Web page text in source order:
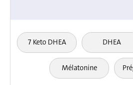
7 Keto DHEA DHEA
Mélatonine